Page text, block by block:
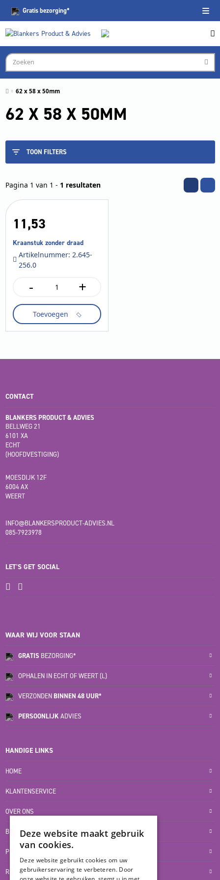
Gratisbezorging*
62 x 58 x 50mm
62 X 58 X 50MM
TOON FILTERS
Pagina 1 van 1 - 1 resultaten
11,53
Kraanstuk zonder draad
Artikelnummer: 2.645-
256.0
-
Kraanstuk
draad
aantal
+
Toevoegen
CONTACT
BLANKERS PRODUCT & ADVIES
BELLWEG 21
6101 XA
ECHT
(HOOFDVESTIGING)
MOESDIJK 12F
6004 AX
WEERT
INFO@BLANKERSPRODUCT-ADVIES.NL
085-7923978
LET'S GET SOCIAL
WAAR WIJ VOOR STAAN
GRATIS BEZORGING*
OPHALEN IN ECHT OF WEERT (L)
VERZONDEN BINNEN 48 UUR*
PERSOONLIJKADVIES
HANDIGE LINKS
HOME
KLANTENSERVICE
OVER ONS
BLOG
PRIVACYVERKLARING
RETOUR- EN TERUGBETALINGSBELEID
Deze website maakt gebruik
van cookies.
Deze website gebruikt cookies om uw
gebruikerservaring te verbeteren. Door